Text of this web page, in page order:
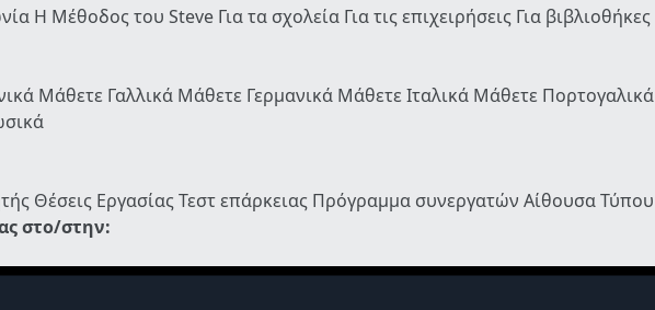
Η Μέθοδος του Steve Για τα σχολεία Για τις επιχειρήσεις Για βιβλιοθήκες
Μάθετε Γαλλικά Μάθετε Γερμανικά Μάθετε Ιταλικά Μάθετε Πορτογαλικά
Θέσεις ΕργασίαςΤεστ επάρκειας Πρόγραμμα συνεργατών Αίθουσα Τύπου
στο/στην: